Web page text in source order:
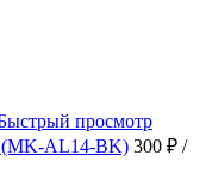
просмотр
(MK-AL14-BK) 300 ₽ /